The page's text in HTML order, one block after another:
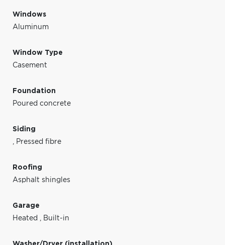
Windows
Aluminum
Window Type
Casement
Foundation
Poured concrete
Siding
, Pressed fibre
Roofing
Asphalt shingles
Garage
Heated , Built-in